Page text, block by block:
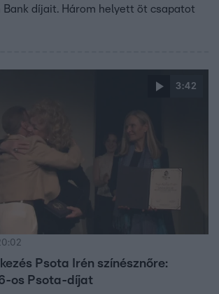
Bank díjait. Három helyett öt csapatot
3:42
Psota Irén színésznőre:
os Psota-díjat